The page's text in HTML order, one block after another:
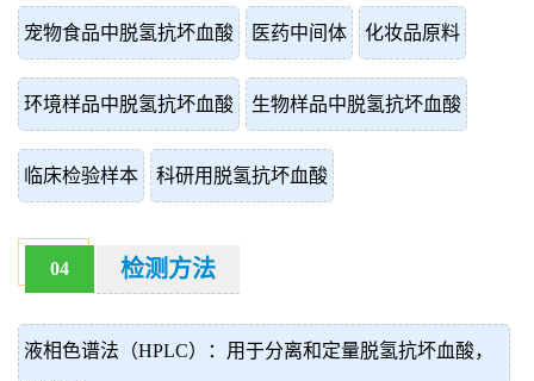
宠物食品中脱氢抗坏血酸 医药中间体 化妆品原料
环境样品中脱氢抗坏血酸 生物样品中脱氢抗坏血酸
临床检验样本 科研用脱氢抗坏血酸
04 检测方法
液相色谱法（HPLC）：用于分离和定量脱氢抗坏血酸，